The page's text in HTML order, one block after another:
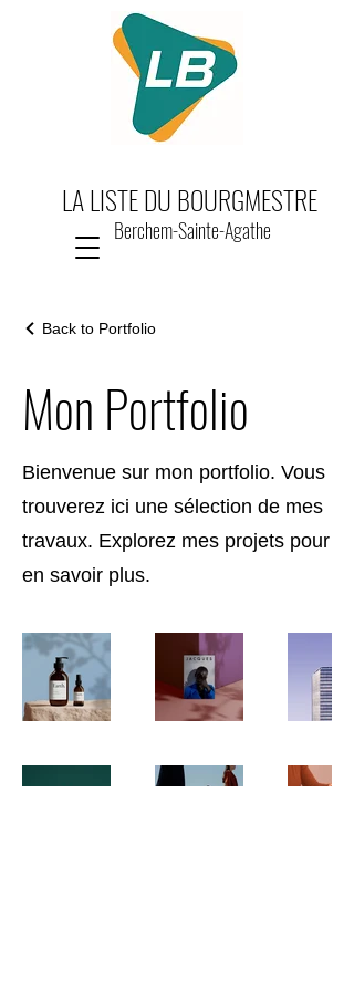
LA LISTE DU BOURGMESTRE
Berchem-Sainte-Agathe
Back to Portfolio
Mon Portfolio
Bienvenue sur mon portfolio. Vous
trouverez ici une sélection de mes
travaux. Explorez mes projets pour
en savoir plus.